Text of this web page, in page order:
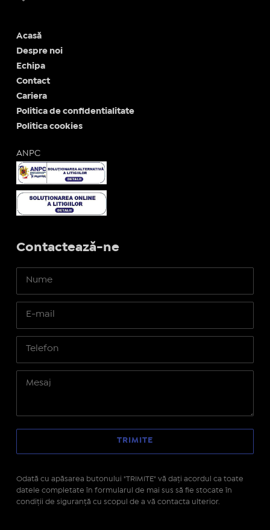
Acasă
Despre noi
Echipa
Contact
Cariera
Politica de confidentialitate
Politica cookies
ANPC
Contactează-ne
Odată cu apăsarea butonului "TRIMITE" vă daţi acordul ca toate
datele completate în formularul de mai sus să fie stocate în
condiţii de siguranţă cu scopul de a vă contacta ulterior.